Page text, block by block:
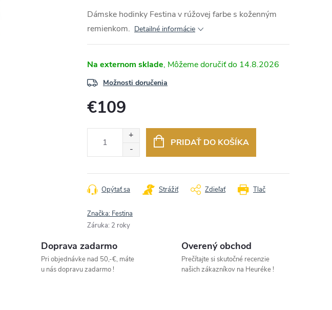
Dámske hodinky Festina v rúžovej farbe s koženným
remienkom. Detailné informácie
Na externom sklade 14.8.2026
Možnosti doručenia
€109
PRIDAŤ DO KOŠÍKA
Tlač
Opýtať sa Strážiť Zdieľať
Značka: Festina
Záruka: 2 roky
Doprava zadarmo
Pri objednávke nad 50,-€, máte
u nás dopravu zadarmo !
Overený obchod
Prečítajte si skutočné recenzie
našich zákazníkov na Heuréke !